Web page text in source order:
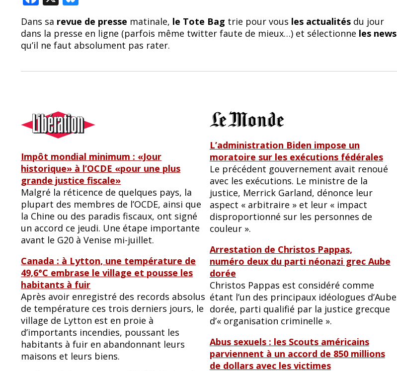
e
b
o
u
e
sk
Dans sa revue de presse matinale, le Tote Bag trie pour vous les actualités du jour
dans la presse en ligne (parfois même twitter faute de mieux…) et sélectionne les news
qu’il ne faut absolument pas rater.
Impôt mondial minimum : «Jour
historique» à l’OCDE «pour une plus
grande justice fiscale»
Malgré la réticence de quelques pays, la
plupart des membres de l’OCDE, ainsi que
la Chine ou des paradis fiscaux, ont signé
un accord ce jeudi. Une étape importante
avant le G20 à Venise mi-juillet.
Canada : à Lytton, une température de
49,6°C embrase le village et pousse les
habitants à fuir
Après avoir enregistré des records absolus
de température ces trois derniers jours, le
village de Lytton est en proie à
d’importants incendies, poussant les
habitants à fuir en abandonnant leurs
maisons et leurs biens.
L’administration Biden impose un
moratoire sur les exécutions fédérales
Le précédent gouvernement avait renoué
avec les exécutions. Le ministre de la
justice, Merrick Garland, dénonce leur
aspect « arbitraire » et leur « impact
disproportionné sur les personnes de
couleur ».
Arrestation de Christos Pappas,
numéro deux du parti néonazi grec Aube
dorée
Christos Pappas est considéré comme
étant l’un des principaux idéologues d’Aube
dorée, parti qualifié par la justice grecque
d’« organisation criminelle ».
Abus sexuels : les Scouts américains
parviennent à un accord de 850 millions
de dollars avec les victimes